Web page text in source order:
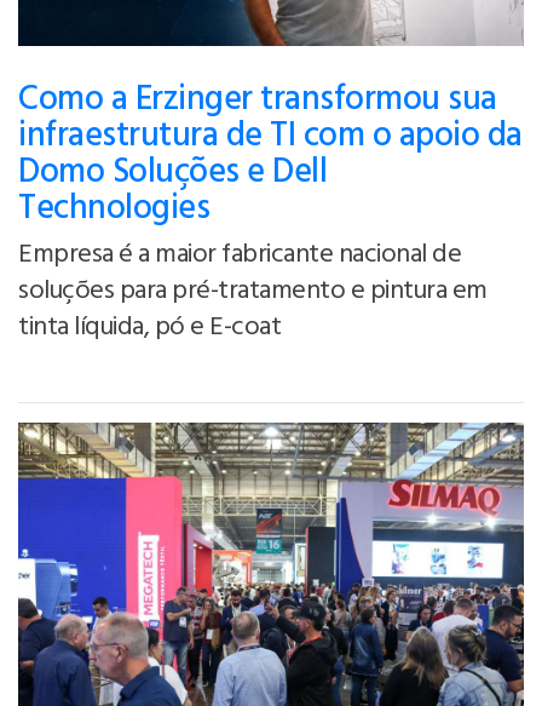
Como a Erzinger transformou sua
infraestrutura de TI com o apoio da
Domo Soluções e Dell
Technologies
Empresa é a maior fabricante nacional de
soluções para pré-tratamento e pintura em
tinta líquida, pó e E-coat